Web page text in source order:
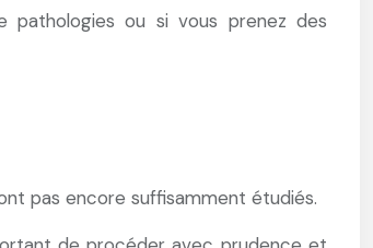
pathologies ou si vous prenez des
pas encore suffisamment étudiés.